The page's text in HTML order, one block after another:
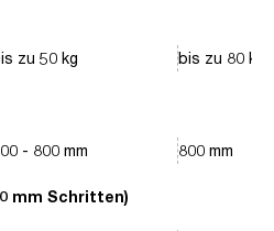
mm Schritten)
zu 50 kg
- 800 mm
bis zu 80 kg
800 mm